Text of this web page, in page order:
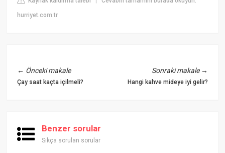
hurriyet.com.tr
← Önceki makale
Çay saat kaçta içilmeli?
Sonraki makale→
Hangi kahve mideye iyi gelir?
Benzer sorular
Sıkça sorulan sorular